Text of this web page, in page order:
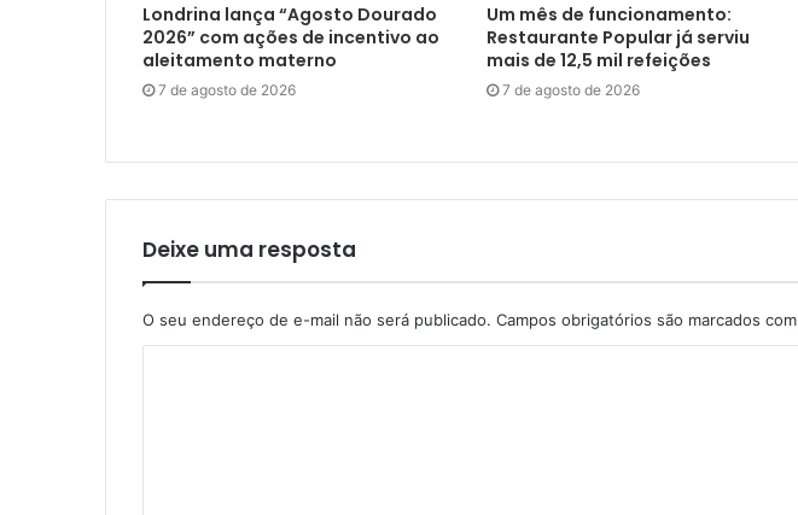
Londrina lança “Agosto Dourado
2026” com ações de incentivo ao
aleitamento materno
7 de agosto de 2026
Um mês de funcionamento:
Restaurante Popular já serviu
mais de 12,5 mil refeições
7 de agosto de 2026
Deixe uma resposta
O seu endereço de e-mail não será publicado. Campos obrigatórios são marcados com